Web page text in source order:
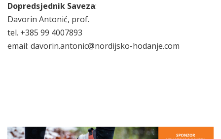
Dopredsjednik Saveza:
Davorin Antonić, prof.
tel. +385 99 4007893
email: davorin.antonic@nordijsko-hodanje.com